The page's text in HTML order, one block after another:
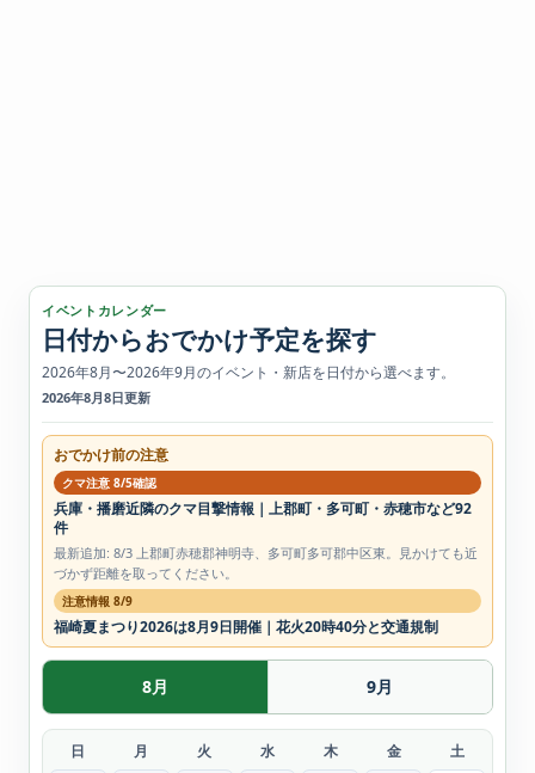
イベントカレンダー
日付からおでかけ予定を探す
2026年8月〜2026年9月のイベント・新店を日付から選べます。
2026年8月8日更新
おでかけ前の注意
クマ注意 8/5確認
兵庫・播磨近隣のクマ目撃情報｜上郡町・多可町・赤穂市など92
件
最新追加: 8/3 上郡町赤穂郡神明寺、多可町多可郡中区東。見かけても近
づかず距離を取ってください。
注意情報 8/9
福崎夏まつり2026は8月9日開催｜花火20時40分と交通規制
8月 9月
日 月 火 水 木 金 土